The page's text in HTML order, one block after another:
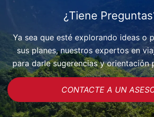
¿Tiene
Ya sea que esté explorando ideas o
sus planes, nuestros expertos en
para darle sugerencias y orientación
CONTACTE A UN